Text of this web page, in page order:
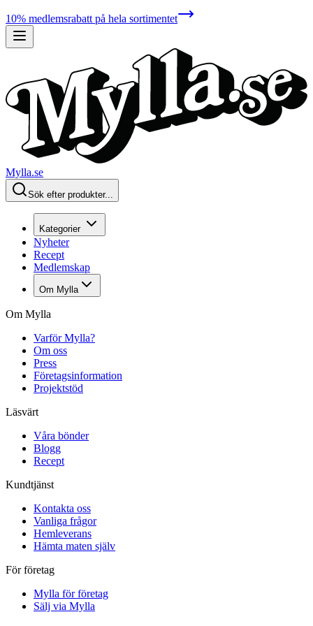
10% medlemsrabatt på hela sortimentet
Mylla.se
Sök efter produkter...
Kategorier
Nyheter
Recept
Medlemskap
Om Mylla
Om Mylla
Varför Mylla?
Om oss
Press
Företagsinformation
Projektstöd
Läsvärt
Våra bönder
Blogg
Recept
Kundtjänst
Kontakta oss
Vanliga frågor
Hemleverans
Hämta maten själv
För företag
Mylla för företag
Sälj via Mylla